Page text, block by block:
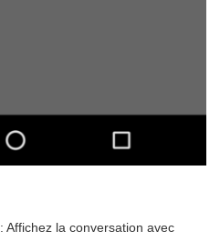
Affichez la conversation avec